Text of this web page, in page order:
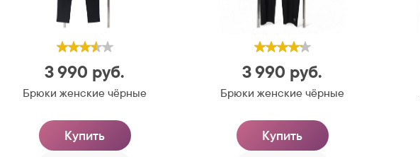
3 990 руб.
Брюки женские чёрные
Купить
3 990 руб.
Брюки женские чёрные
Купить